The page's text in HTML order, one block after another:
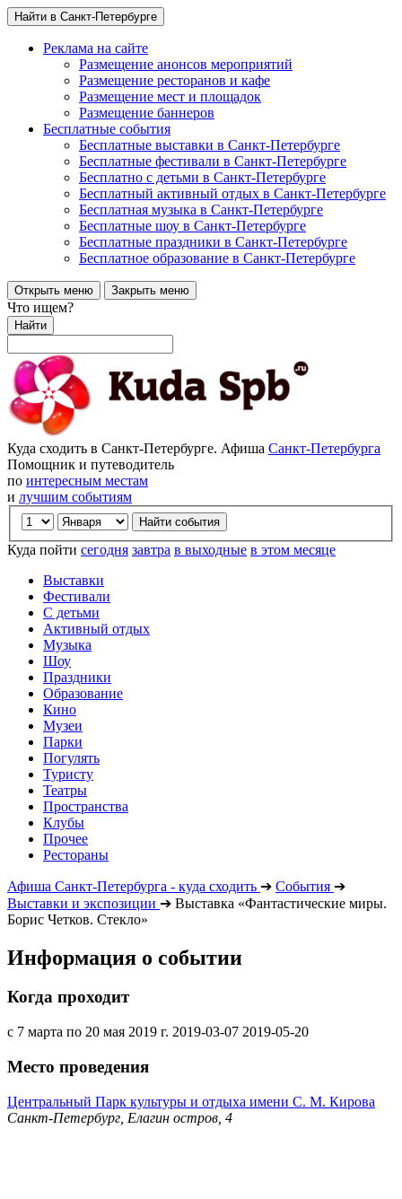
Найти в Санкт-Петербурге
Реклама на сайте
Размещение анонсов мероприятий
Размещение ресторанов и кафе
Размещение мест и площадок
Размещение баннеров
Бесплатные события
Бесплатные выставки в Санкт-Петербурге
Бесплатные фестивали в Санкт-Петербурге
Бесплатно с детьми в Санкт-Петербурге
Бесплатный активный отдых в Санкт-Петербурге
Бесплатная музыка в Санкт-Петербурге
Бесплатные шоу в Санкт-Петербурге
Бесплатные праздники в Санкт-Петербурге
Бесплатное образование в Санкт-Петербурге
Открыть меню Закрыть меню
Что ищем?
Найти
Куда сходить в Санкт-Петербурге. Афиша Санкт-Петербурга
Помощник и путеводитель
по интересным местам
и лучшим событиям
Куда пойти сегодня завтра в выходные в этом месяце
Выставки
Фестивали
С детьми
Активный отдых
Музыка
Шоу
Праздники
Образование
Кино
Музеи
Парки
Погулять
Туристу
Театры
Пространства
Клубы
Прочее
Рестораны
Афиша Санкт-Петербурга - куда сходить ➔ События ➔
Выставки и экспозиции ➔ Выставка «Фантастические миры.
Борис Четков. Стекло»
Информация о событии
Когда проходит
с 7 марта по 20 мая 2019 г. 2019-03-07 2019-05-20
Место проведения
Центральный Парк культуры и отдыха имени С. М. Кирова
Санкт-Петербург, Елагин остров, 4